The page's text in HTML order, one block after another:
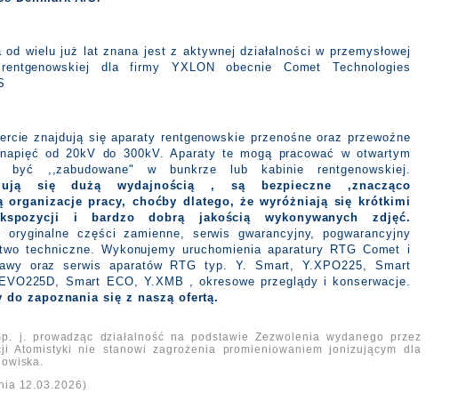
od wielu już lat znana jest z aktywnej działalności w przemysłowej
dla firmy YXLON obecnie Comet Technologies
znajdują się aparaty rentgenowskie przenośne oraz przewoźne
od 20kV do 300kV. Aparaty te mogą pracować w otwartym
być ,,zabudowane" w bunkrze lub kabinie rentgenowskiej.
się dużą wydajnością , są bezpieczne ,znacząco
organizacje pracy, choćby dlatego, że wyróżniają się krótkimi
i bardzo dobrą jakością wykonywanych zdjęć.
oryginalne części zamienne, serwis gwarancyjny, pogwarancyjny
techniczne. Wykonujemy uruchomienia aparatury RTG Comet i
oraz serwis aparatów RTG typ. Y. Smart, Y.XPO225, Smart
Smart ECO, Y.XMB , okresowe przeglądy i konserwacje.
do zapoznania się z naszą ofertą.
j. prowadząc działalność na podstawie Zezwolenia wydanego przez
Atomistyki nie stanowi zagrożenia promieniowaniem jonizującym dla
12.03.2026)